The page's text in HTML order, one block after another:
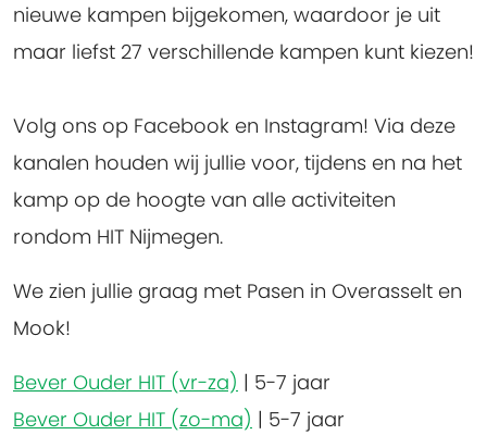
nieuwe kampen bijgekomen, waardoor je uit
maar liefst 27 verschillende kampen kunt kiezen!
Volg ons op Facebook en Instagram! Via deze
kanalen houden wij jullie voor, tijdens en na het
kamp op de hoogte van alle activiteiten
rondom HIT Nijmegen.
We zien jullie graag met Pasen in Overasselt en
Mook!
Bever Ouder HIT (vr-za) | 5-7 jaar
Bever Ouder HIT (zo-ma) | 5-7 jaar